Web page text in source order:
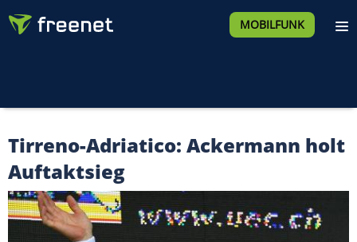
MOBILFUNK
Tirreno-Adriatico: Ackermann holt
Auftaktsieg